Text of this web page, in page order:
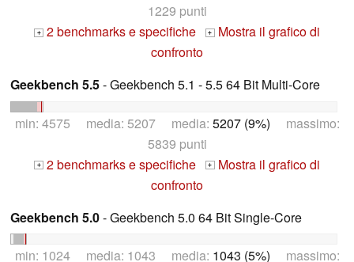
1229 punti
+ 2 benchmarks e specifiche + Mostra il grafico di
confronto
Geekbench 5.5- Geekbench 5.1 - 5.5 64 Bit Multi-Core
min: 4575 media: 5207 media: 5207 (9%) massimo:
5839 punti
+ 2 benchmarks e specifiche + Mostra il grafico di
confronto
Geekbench 5.0- Geekbench 5.0 64 Bit Single-Core
min: 1024 media: 1043 media: 1043 (5%) massimo: